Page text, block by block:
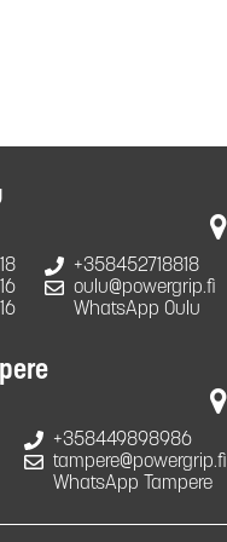
18
+358452718818
oulu@powergrip.fi
WhatsApp Oulu
+358449898986
tampere@powergrip.fi
WhatsApp Tampere